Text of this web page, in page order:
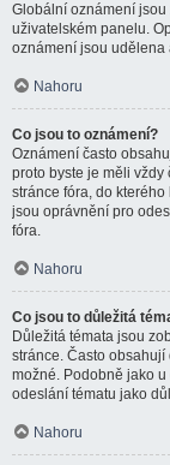
Globální oznámení
uživatelském panelu.
oznámení jsou udělena
Nahoru
Co jsou to oznámení?
Oznámení často
proto byste je měli
stránce fóra, do
jsou oprávnění pro
fóra.
Nahoru
Co jsou to důležitá
Důležitá témata jsou
stránce. Často
možné. Podobně jako
odeslání tématu jako
Nahoru